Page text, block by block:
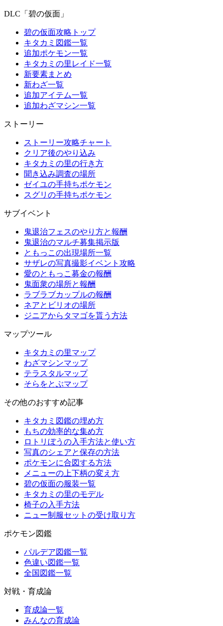
DLC「碧の仮面」
碧の仮面攻略トップ
キタカミ図鑑一覧
追加ポケモン一覧
キタカミの里レイド一覧
新要素まとめ
新わざ一覧
追加アイテム一覧
追加わざマシン一覧
ストーリー
ストーリー攻略チャート
クリア後のやり込み
キタカミの里の行き方
聞き込み調査の場所
ゼイユの手持ちポケモン
スグリの手持ちポケモン
サブイベント
鬼退治フェスのやり方と報酬
鬼退治のマルチ募集掲示版
ともっこの出現場所一覧
サザレの写真撮影イベント攻略
愛のともっこ募金の報酬
鬼面衆の場所と報酬
ラブラブカップルの報酬
ネアとビリオの場所
ジニアからタマゴを貰う方法
マップツール
キタカミの里マップ
わざマシンマップ
テラスタルマップ
そらをとぶマップ
その他のおすすめ記事
キタカミ図鑑の埋め方
もちの効率的な集め方
ロトリぼうの入手方法と使い方
写真のシェアと保存の方法
ポケモンに合図する方法
メニューの上下柄の変え方
碧の仮面の服装一覧
キタカミの里のモデル
椅子の入手方法
ニュー制服セットの受け取り方
ポケモン図鑑
パルデア図鑑一覧
色違い図鑑一覧
全国図鑑一覧
対戦・育成論
育成論一覧
みんなの育成論